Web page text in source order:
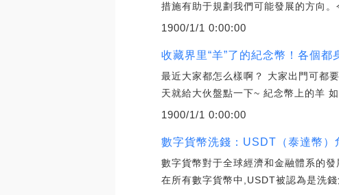
措施有助于規劃我們可能發展的方向
1900/1/1 0:00:00
收藏界里“羊”了的紀念幣！各個都
最近大家都怎么樣啊？ 大家出門可都
天就給大伙盤點一下~ 紀念幣上的羊
1900/1/1 0:00:00
數字貨幣洗錢：USDT（泰達幣）
數字貨幣對于全球經濟和金融體系的
在所有數字貨幣中,USDT被認為是洗錢